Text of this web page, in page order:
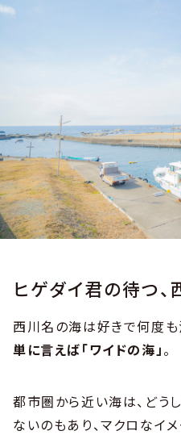
ヒゲダイ君の待つ
西川名の海は好きで何度も
単に言えば「ワイドの海」。
都市圏から近い海は、どう
ないのもあり、マクロなイ